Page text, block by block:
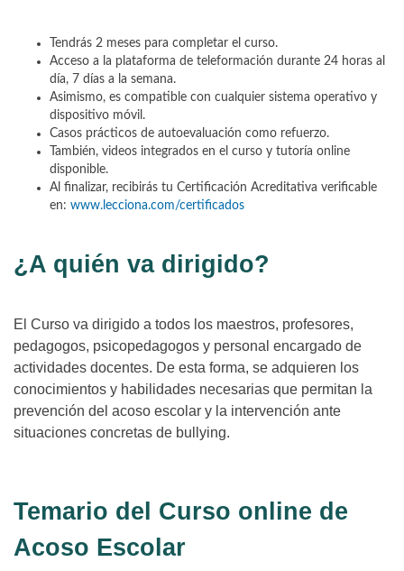
Tendrás 2 meses para completar el curso.
Acceso a la plataforma de teleformación durante 24 horas al
día, 7 días a la semana.
Asimismo, es compatible con cualquier sistema operativo y
dispositivo móvil.
Casos prácticos de autoevaluación como refuerzo.
También, videos integrados en el curso y tutoría online
disponible.
Al finalizar, recibirás tu Certificación Acreditativa verificable
en: www.lecciona.com/certificados
¿A quién va dirigido?
El Curso va dirigido a todos los maestros, profesores,
pedagogos, psicopedagogos y personal encargado de
actividades docentes. De esta forma, se adquieren los
conocimientos y habilidades necesarias que permitan la
prevención del acoso escolar y la intervención ante
situaciones concretas de bullying.
Temario del Curso online de
Acoso Escolar